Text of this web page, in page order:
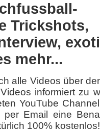
Trickshots,
mehr...
alle Videos über
informiert zu
YouTube
Email eine
100% kostenlos!